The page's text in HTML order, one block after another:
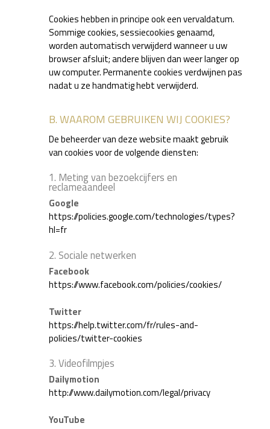
Cookies hebben in principe ook een vervaldatum.
Sommige cookies, sessiecookies genaamd,
worden automatisch verwijderd wanneer u uw
browser afsluit; andere blijven dan weer langer op
uw computer. Permanente cookies verdwijnen pas
nadat u ze handmatig hebt verwijderd.
B. WAAROM GEBRUIKEN WIJ COOKIES?
De beheerder van deze website maakt gebruik
van cookies voor de volgende diensten:
1. Meting van bezoekcijfers en
reclameaandeel
Google
https://policies.google.com/technologies/types?
hl=fr
2. Sociale netwerken
Facebook
https://www.facebook.com/policies/cookies/
Twitter
https://help.twitter.com/fr/rules-and-
policies/twitter-cookies
3. Videofilmpjes
Dailymotion
http://www.dailymotion.com/legal/privacy
YouTube